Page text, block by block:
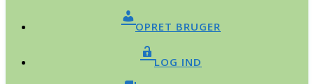
OPRET BRUGER
LOG IND